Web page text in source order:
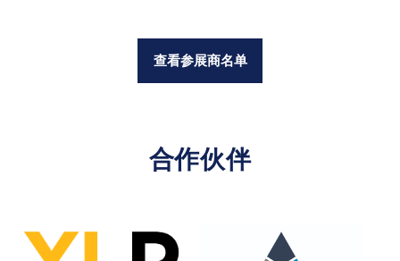
查看参展商名单
合作伙伴